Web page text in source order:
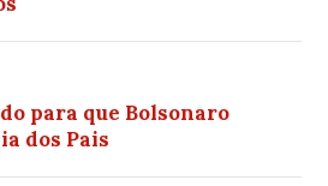
para que Bolsonaro
dos Pais